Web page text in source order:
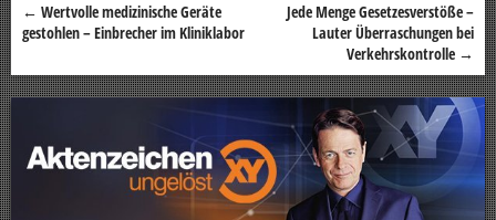
Beitragsnavigation
← Wertvolle medizinische Geräte
gestohlen – Einbrecher im Kliniklabor
Jede Menge Gesetzesverstöße –
Lauter Überraschungen bei
Verkehrskontrolle →